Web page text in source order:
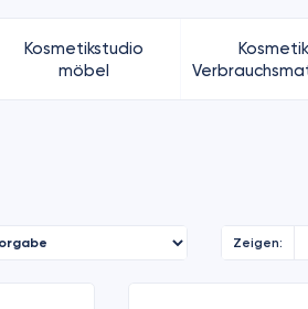
Kosmetikstudio
möbel
Zeigen: